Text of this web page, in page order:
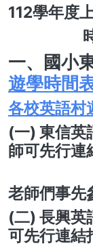
112學年度
時間安
一、國小
遊學時間
各校英語村
(一) 東信英
師可先行連
老師們事先
(二) 長興
可先行連結